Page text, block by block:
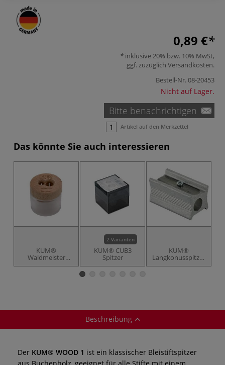
0,89 €
inklusive 20% bzw. 10% MwSt,
ggf. zuzüglich Versandkosten.
Bestell-Nr.08-20453
Nicht auf Lager.
Bitte benachrichtigen
Artikel auf den Merkzettel
Das könnte Sie auch interessieren
KUM®
Waldmeister
Doppelspitzer
2 Varianten
KUM® CUB3
Spitzer
KUM®
Langkonusspitzer
400-5L
Beschreibung
Der KUM® WOOD 1 ist ein klassischer Bleistiftspitzer